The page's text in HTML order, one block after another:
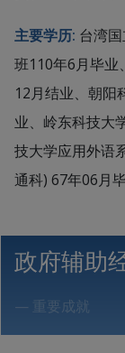
主要学历: 台湾
班110年6月毕业
12月结业、朝阳
业、岭东科技大
技大学应用外语
通科) 67年06月
政府辅助
— 重要成就